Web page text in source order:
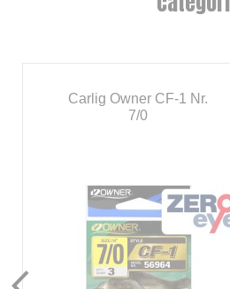
Carlig Owner CF-1 Nr.
7/0